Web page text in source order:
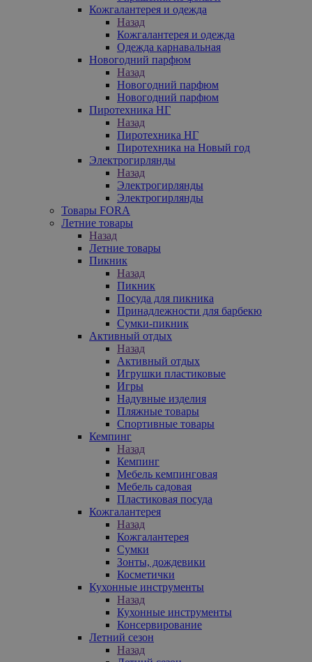
Кожгалантерея и одежда
Назад
Кожгалантерея и одежда
Одежда карнавальная
Новогодний парфюм
Назад
Новогодний парфюм
Новогодний парфюм
Пиротехника НГ
Назад
Пиротехника НГ
Пиротехника на Новый год
Электрогирлянды
Назад
Электрогирлянды
Электрогирлянды
Товары FORA
Летние товары
Назад
Летние товары
Пикник
Назад
Пикник
Посуда для пикника
Принадлежности для барбекю
Сумки-пикник
Активный отдых
Назад
Активный отдых
Игрушки пластиковые
Игры
Надувные изделия
Пляжные товары
Спортивные товары
Кемпинг
Назад
Кемпинг
Мебель кемпинговая
Мебель садовая
Пластиковая посуда
Кожгалантерея
Назад
Кожгалантерея
Сумки
Зонты, дождевики
Косметички
Кухонные инструменты
Назад
Кухонные инструменты
Консервирование
Летний сезон
Назад